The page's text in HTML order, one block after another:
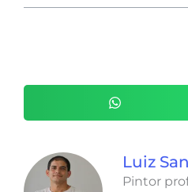
Luiz
Pintor